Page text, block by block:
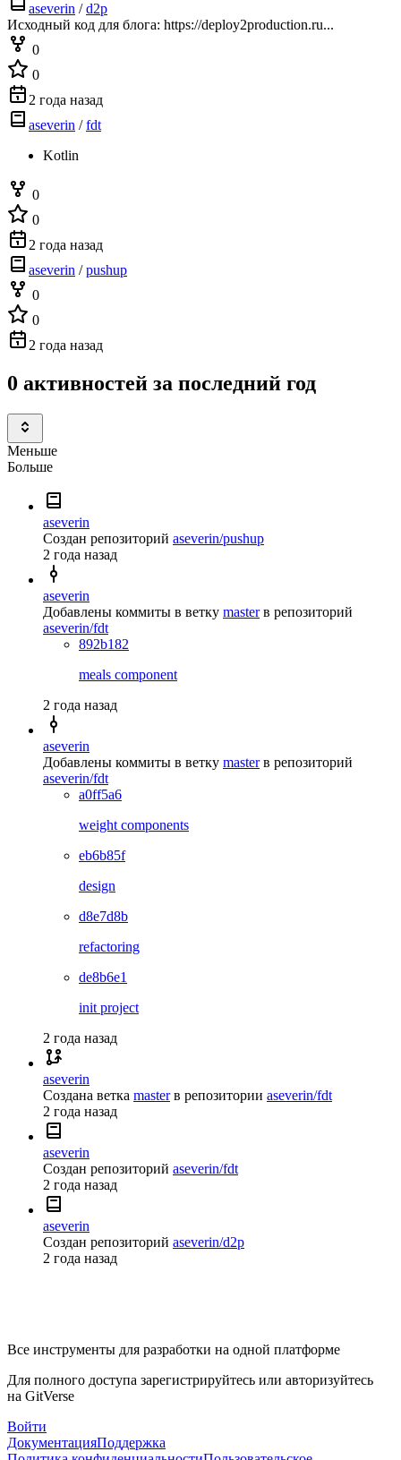
aseverin /d2p
Исходный код для блога: https://deploy2production.ru...
0
0
2 года назад
aseverin /fdt
Kotlin
0
0
2 года назад
aseverin /pushup
0
0
2 года назад
0 активностей за последний год
Меньше
Больше
aseverin
Создан репозиторий aseverin/pushup
2 года назад
aseverin
Добавлены коммиты в ветку master в репозиторий
aseverin/fdt
892b182
meals component
2 года назад
aseverin
Добавлены коммиты в ветку master в репозиторий
aseverin/fdt
a0ff5a6
weight components
eb6b85f
design
d8e7d8b
refactoring
de8b6e1
init project
2 года назад
aseverin
Создана ветка master в репозитории aseverin/fdt
2 года назад
aseverin
Создан репозиторий aseverin/fdt
2 года назад
aseverin
Создан репозиторий aseverin/d2p
2 года назад
Все инструменты для разработки на одной платформе
Для полного доступа зарегистрируйтесь или авторизуйтесь
на GitVerse
Войти
ДокументацияПоддержка